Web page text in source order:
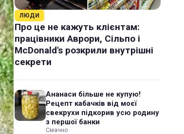
ЛЮДИ
Про це не кажуть клієнтам:
працівники Аврори, Сільпо і
McDonald's розкрили внутрішні
секрети
Ананаси більше не купую!
Рецепт кабачків від моєї
свекрухи підкорив усю родину
з першої банки
Смачно